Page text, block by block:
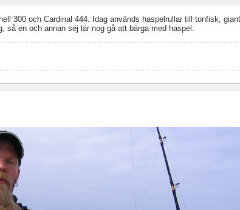
300 och Cardinal 444. Idag används haspelrullar till tonfisk,
så en och annan sej lär nog gå att bärga med haspel.